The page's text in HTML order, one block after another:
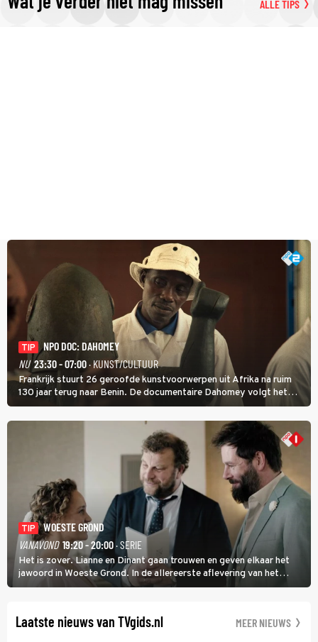
ALLE TIPS
TIP
NPO DOC: DAHOMEY
NU 23:30 - 07:00· KUNST/CULTUUR
Frankrijk stuurt 26 geroofde kunstvoorwerpen uit Afrika na ruim
130 jaar terug naar Benin. De documentaire Dahomey volgt het
transport en toont de aankomst. Inwoners van Benin bespreken de
betekenis van de teruggave.
TIP
WOESTE GROND
VANAVOND 19:20 - 20:00· SERIE
Het is zover. Lianne en Dinant gaan trouwen en geven elkaar het
jawoord in Woeste Grond. In de allereerste aflevering van het
eerste seizoen kwam Lianne vanuit de Randstad naar Twente. Daar
Laatste nieuws van TVgids.nl MEER NIEUWS